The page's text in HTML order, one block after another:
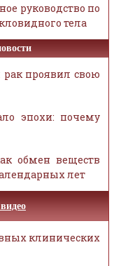
руководство по
тела
проявил свою
эпохи: почему
обмен веществ
лет
клинических